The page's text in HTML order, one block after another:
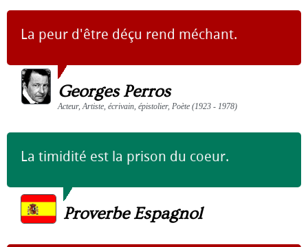
La peur d'être déçu rend méchant.
Georges Perros
Acteur, Artiste, écrivain, épistolier, Poète (1923 - 1978)
La timidité est la prison du coeur.
Proverbe Espagnol